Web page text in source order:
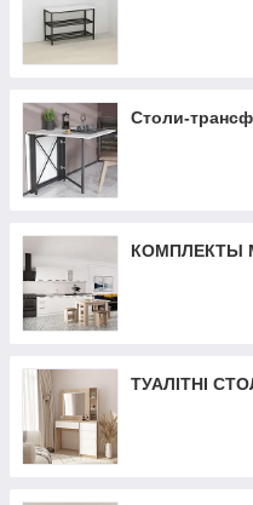
Столи-
КОМПЛЕКТЫ
ТУАЛІТНІ